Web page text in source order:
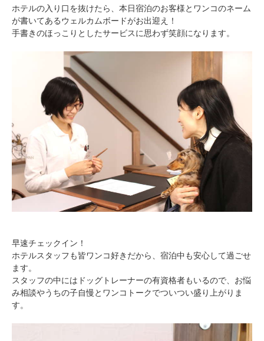
ホテルの入り口を抜けたら、本日宿泊のお客様とワンコのネーム
が書いてあるウェルカムボードがお出迎え！
手書きのほっこりとしたサービスに思わず笑顔になります。
早速チェックイン！
ホテルスタッフも皆ワンコ好きだから、宿泊中も安心して過ごせ
ます。
スタッフの中にはドッグトレーナーの有資格者もいるので、お悩
み相談やうちの子自慢とワンコトークでついつい盛り上がりま
す。